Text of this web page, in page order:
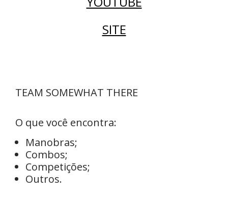
SITE
TEAM SOMEWHAT THERE
O que você encontra:
Manobras;
Combos;
Competições;
Outros.